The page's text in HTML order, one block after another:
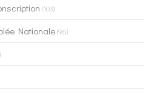
(103)
Nationale(96)